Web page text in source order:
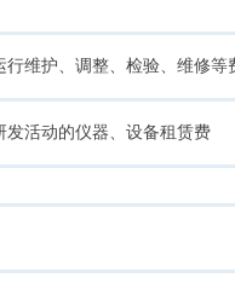
行维护、调整、检验、维修等
活动的仪器、设备租赁费